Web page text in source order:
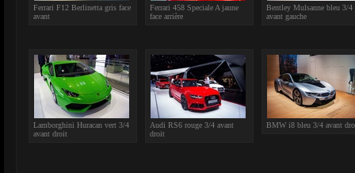
Ferrari F12 Berlinetta gris face
avant
Ferrari 458 Speciale A jaune
face arrière
Bentley Mulsanne bleu 3/4
avant gauche
Lamborghini Huracan vert 3/4
avant droit
Audi RS6 rouge 3/4 avant
droit
BMW i8 bleu 3/4 avant